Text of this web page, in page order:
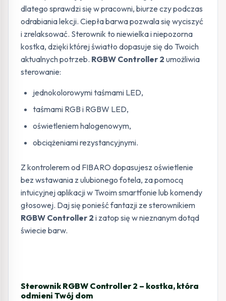
dlatego sprawdzi się w pracowni, biurze czy podczas
odrabiania lekcji. Ciepła barwa pozwala się wyciszyć
i zrelaksować. Sterownik to niewielka i niepozorna
kostka, dzięki której światło dopasuje się do Twoich
aktualnych potrzeb. RGBW Controller 2 umożliwia
sterowanie:
jednokolorowymi taśmami LED,
taśmami RGB i RGBW LED,
oświetleniem halogenowym,
obciążeniami rezystancyjnymi.
Z kontrolerem od FIBARO dopasujesz oświetlenie
bez wstawania z ulubionego fotela, za pomocą
intuicyjnej aplikacji w Twoim smartfonie lub komendy
głosowej. Daj się ponieść fantazji ze sterownikiem
RGBW Controller 2 i zatop się w nieznanym dotąd
świecie barw.
Sterownik RGBW Controller 2 – kostka, która
odmieni Twój dom